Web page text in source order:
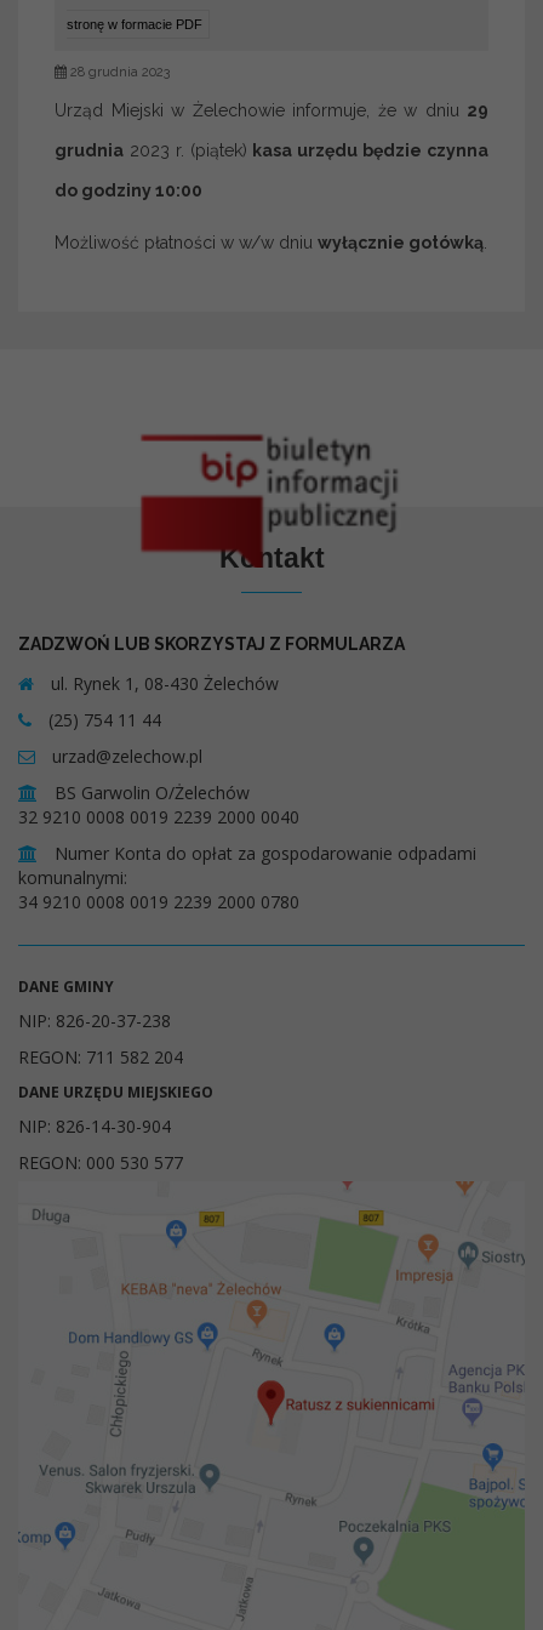
stronę w formacie PDF
28 grudnia 2023
Urząd Miejski w Żelechowie informuje, że w dniu 29
grudnia 2023 r. (piątek) kasa urzędu będzie czynna
do godziny 10:00
Możliwość płatności w w/w dniu wyłącznie gotówką
Kontakt
ZADZWOŃ LUB SKORZYSTAJ Z FORMULARZA
ul. Rynek 1, 08-430 Żelechów
(25) 754 11 44
urzad@zelechow.pl
BS Garwolin O/Żelechów
32 9210 0008 0019 2239 2000 0040
Numer Konta do opłat za gospodarowanie odpadami
komunalnymi:
34 9210 0008 0019 2239 2000 0780
DANE GMINY
NIP: 826-20-37-238
REGON: 711 582 204
DANE URZĘDU MIEJSKIEGO
NIP: 826-14-30-904
REGON: 000 530 577